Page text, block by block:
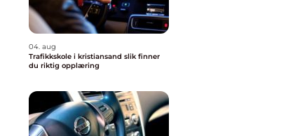
04. aug
Trafikkskole i kristiansand slik finner
du riktig opplæring